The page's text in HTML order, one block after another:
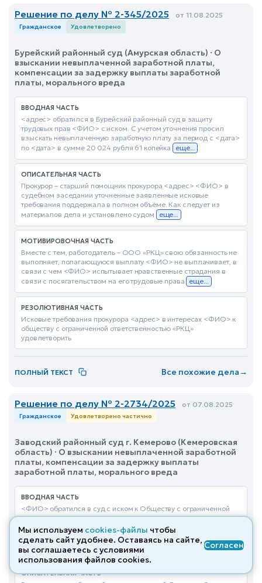
Решение по делу № 2-345/2025 от 11.08.2025
Гражданское Удовлетворено
Бурейский районный суд (Амурская область) · О
взыскании невыплаченной заработной платы,
компенсации за задержку выплаты заработной
платы, морального вреда
ВВОДНАЯ ЧАСТЬ
<адрес> обратился в Бурейский районный суд в защиту
трудовых прав <ФИО> с иском. С учетом уточнения просил
взыскать невыплаченную заработную плату за период с <дата>
по <дата> в сумме 20 024 рубля 61 копейка
еще...
ОПИСАТЕЛЬНАЯ ЧАСТЬ
Прокурор – старший помощник прокурора <адрес> <ФИО> в
судебном заседании уточненные заявленные исковые
требования поддержала в полном объёме. Как следует из
материалов дела и установлено судом
еще...
МОТИВИРОВОЧНАЯ ЧАСТЬ
Вместе с тем, работодатель – ООО «РКЦ» свою обязанность не
выполняет, полагающуюся выплату <ФИО> не выплачивает, в
связи с чем <ФИО> испытывает нравственные страдания в
связи с посягательством на его трудовые права еще...
РЕЗОЛЮТИВНАЯ ЧАСТЬ
Исковые требования прокурора <адрес> в интересах <ФИО> к
обществу с ограниченной ответственностью «РКЦ»
удовлетворить
ПОЛНЫЙ ТЕКСТ Все похожие дела→
Решение по делу № 2-2734/2025 от 07.08.2025
Гражданское Удовлетворено частично
Заводский районный суд г. Кемерово (Кемеровская
область) · О взыскании невыплаченной заработной
платы, компенсации за задержку выплаты
заработной платы, морального вреда
ВВОДНАЯ ЧАСТЬ
<ФИО> обратился в суд с иском к Обществу с ограниченной
ответственностью «Компания «ИНТ» о взыскании
невыплаченной заработной платы, компенсации за задержку
выплаты заработной платы, морального вреда. Требования
еще...
ОПИСАТЕЛЬНАЯ ЧАСТЬ
Мы используем cookies-файлы чтобы
сделать сайт удобнее. Оставаясь на сайте,
вы соглашаетесь с условиями
использования файлов cооkies.
Согласен